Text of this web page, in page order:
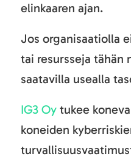
elinkaaren ajan.
Jos organisaatiolla
tai resursseja tähän
saatavilla usealla
IG3 Oytukee
koneiden